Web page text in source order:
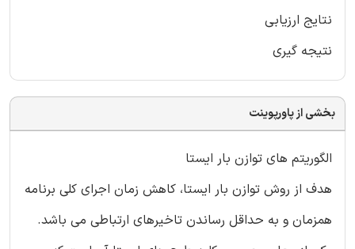
نتایج ارزیابی
نتیجه گیری
بخشی از پاورپوینت
الگوریتم های توازن بار ایستا
هدف از روش توازن بار ایستا، کاهش زمان اجرای کلی برنامه
همزمان و به حداقل رساندن تاخیرهای ارتباطی می باشد.